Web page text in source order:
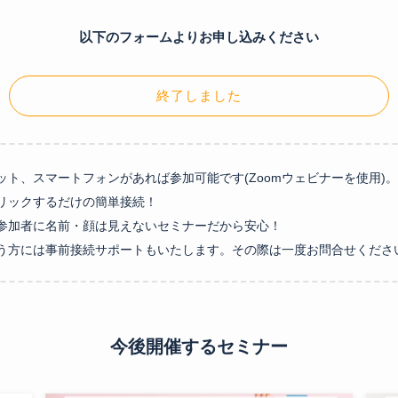
以下のフォームよりお申し込みください
終了しました
、スマートフォンがあれば参加可能です(Zoomウェビナーを使用)。
クするだけの簡単接続！
者に名前・顔は見えないセミナーだから安心！
には事前接続サポートもいたします。その際は一度お問合せくださ
今後開催するセミナー